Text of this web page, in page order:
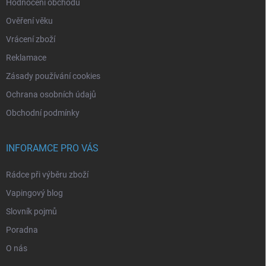
Hodnocení obchodu
Ověření věku
Vrácení zboží
Reklamace
Zásady používání cookies
Ochrana osobních údajů
Obchodní podmínky
INFORAMCE PRO VÁS
Rádce při výběru zboží
Vapingový blog
Slovník pojmů
Poradna
O nás